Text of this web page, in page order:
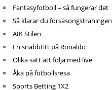
Fantasyfotboll – så fungerar det
Så klarar du försäsongsträningen
AIK Stilen
En snabbtitt på Ronaldo
Olika sätt att följa med live
Åka på fotbollsresa
Sports Betting 1X2